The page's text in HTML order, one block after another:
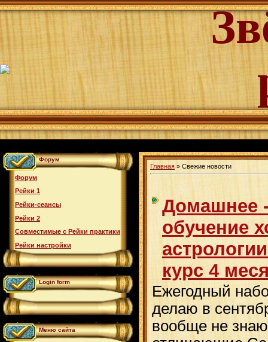
Форум
Форум
Рейки 1
Рейки-сеансы
Рейки 2
Совместимые с Рейки практики
Рейки настройки
Login form
Меню сайта
Главная » Свежие новости
Домашнее
обучение
курс 4
Ежегодный
делаю в
вообще не